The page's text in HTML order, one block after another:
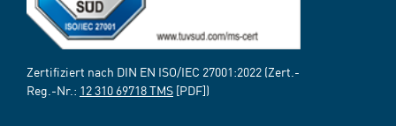
Zertifiziert nach DIN EN ISO/IEC 27001:2022 (Zert.-
Reg.-Nr.: 12 310 69718 TMS [PDF])